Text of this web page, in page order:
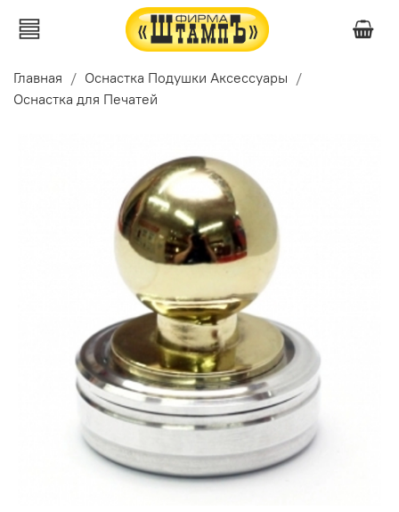
Главная
Оснастка Подушки Аксессуары
Оснастка для Печатей